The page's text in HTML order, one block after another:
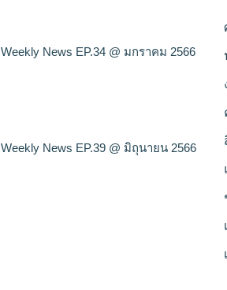
Weekly News EP.34 @ มกราคม 2566
Weekly News EP.39 @ มิถุนายน 2566